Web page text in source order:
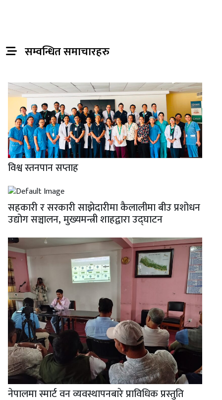
सम्वन्धित समाचारहरु
विश्व स्तनपान सप्ताह
सहकारी र सरकारी साझेदारीमा कैलालीमा बीउ प्रशोधन
उद्योग सञ्चालन, मुख्यमन्त्री शाहद्वारा उद्घाटन
नेपालमा स्मार्ट वन व्यवस्थापनबारे प्राविधिक प्रस्तुति